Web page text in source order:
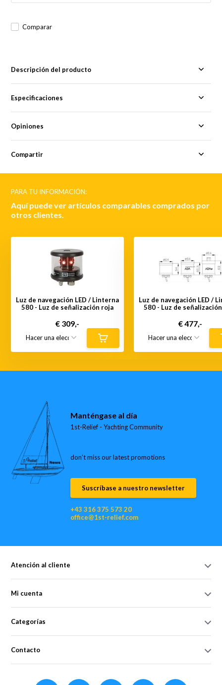
Comparar
Descripción del producto
Especificaciones
Opiniones
Compartir
PARA TU INFORMACIÓN:
Aquí puede ver artículos comparables comprados por
otros clientes.
Luz de navegación LED / Linterna
580 - Luz de señalización roja
€ 309,-
Luz de navegación LED /
580 - Luz de
€ 477,-
Manténgase al día
1st-Relief - Yachting Community
don’t miss our latest promotions
Suscríbase a nuestro newsletter
+43 316 375 573 20
office@1st-relief.com
Atención al cliente
Mi cuenta
Categorías
Contacto